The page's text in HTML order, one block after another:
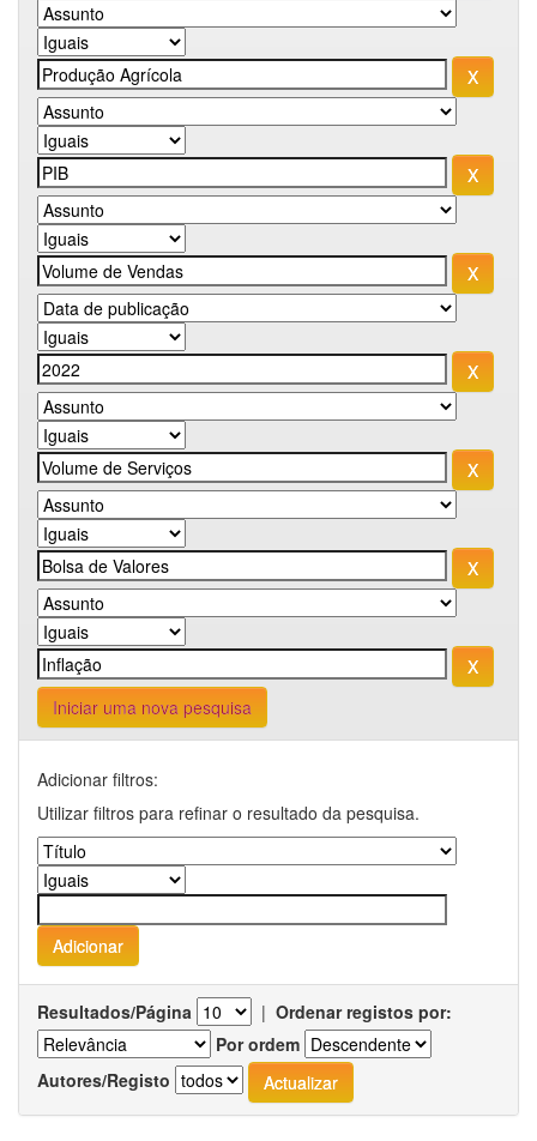
Iniciar uma nova pesquisa
Adicionar filtros:
Utilizar filtros para refinar o resultado da pesquisa.
Resultados/Página | Ordenar registos por:
Por ordem
Autores/Registo